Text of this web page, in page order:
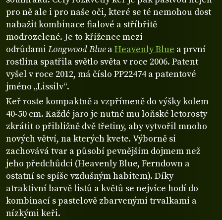
pro ně ale i pro naše oči, které se té nemohou dost
nabažit kombinace fialové a stříbřitě
modrozelené. Je to kříženec mezi
odrůdami Longwood BlueaHeavenly Blue a první
rostlina spatřila světlo světa v roce 2006. Patent
vyšel v roce 2012, má číslo PP22474 a patentové
jméno „Lissilv“.
Keř roste kompaktně a vzpřímeně do výšky kolem
40-50 cm. Každé jaro je nutné mu loňské letorosty
zkrátit o přibližně dvě třetiny, aby vytvořil mnoho
nových větví, na kterých kvete. Výborně si
zachovává tvar a působí pevnějším dojmem než
jeho předchůdci (Heavenly Blue, Ferndown a
ostatní se spíše vzdušným habitem). Díky
atraktivní barvě listů a květů se nejvíce hodí do
kombinací s pastelově zbarvenými trvalkami a
nízkými keři.